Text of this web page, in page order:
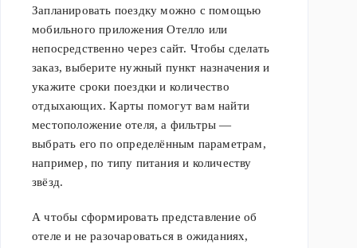
Запланировать поездку можно с помощью
мобильного приложения Отелло или
непосредственно через сайт. Чтобы сделать
заказ, выберите нужный пункт назначения и
укажите сроки поездки и количество
отдыхающих. Карты помогут вам найти
местоположение отеля, а фильтры —
выбрать его по определённым параметрам,
например, по типу питания и количеству
звёзд.
А чтобы сформировать представление об
отеле и не разочароваться в ожиданиях,